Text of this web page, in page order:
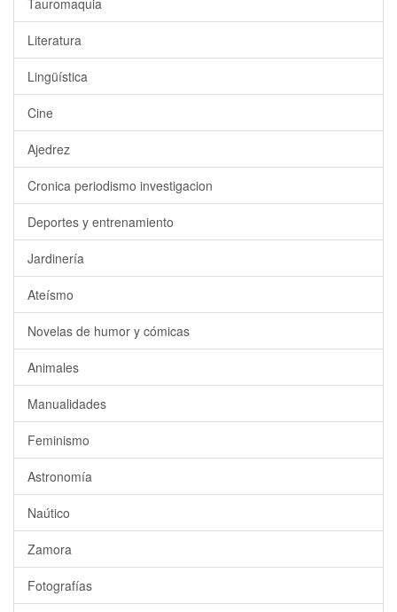
Tauromaquia
Literatura
Lingüística
Cine
Ajedrez
Cronica periodismo investigacion
Deportes y entrenamiento
Jardinería
Ateísmo
Novelas de humor y cómicas
Animales
Manualidades
Feminismo
Astronomía
Naútico
Zamora
Fotografías